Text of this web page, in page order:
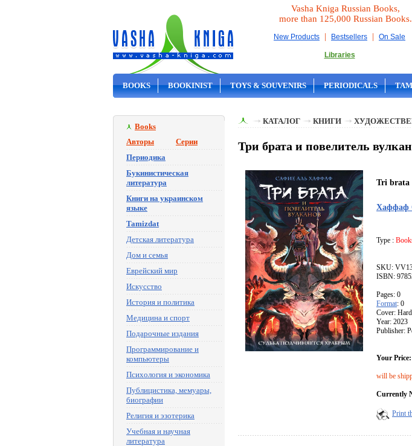
Vasha Kniga Russian Books,
more than 125,000 Russian Books.
New Products | Bestsellers | On Sale
Libraries
BOOKS BOOKINIST TOYS & SOUVENIRS PERIODICALS
Books
Авторы
Серии
Периодика
Букинистическая
литература
Книги на украинском
языке
Tamizdat
Детская литература
Дом и семья
Еврейский мир
Искусство
История и политика
Медицина и спорт
Подарочные издания
Программирование и
компьютеры
Психология и экономика
Публицистика, мемуары,
биографии
Религия и эзотерика
Учебная и научная
литература
КАТАЛОГ КНИГИ
Три брата и повелитель
Tri brata
Хаффаф
Type :
SKU:
ISBN:
Pages: 0
Format: 0
Cover:
Year: 2023
Publisher:
Your Price:
will be
Currently
Print